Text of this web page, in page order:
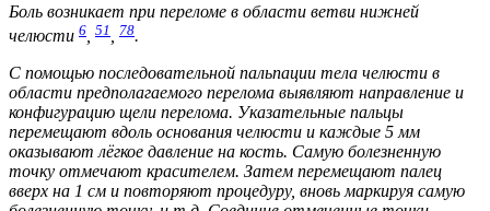
Боль возникает при переломе в области ветви нижней
челюсти 6 51 78.
С помощью последовательной пальпации тела челюсти в
области предполагаемого перелома выявляют направление и
конфигурацию щели перелома. Указательные пальцы
перемещают вдоль основания челюсти и каждые 5 мм
оказывают лёгкое давление на кость. Самую болезненную
точку отмечают красителем. Затем перемещают палец
вверх на 1 см и повторяют процедуру, вновь маркируя самую